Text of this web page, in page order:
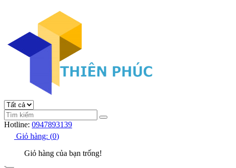
Hotline: 0947893139
Giỏ hàng: (0)
Giỏ hàng của bạn trống!